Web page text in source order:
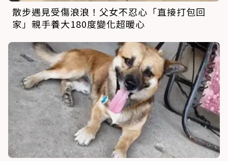
散步遇見受傷浪浪！父女不忍心「直接打包回
家」親手養大180度變化超暖心